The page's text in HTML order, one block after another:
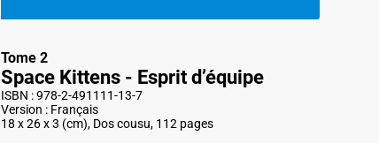
Tome 2
Space Kittens - Esprit d’équipe
ISBN : 978-2-491111-13-7
Version : Français
18 x 26 x 3 (cm), Dos cousu, 112 pages